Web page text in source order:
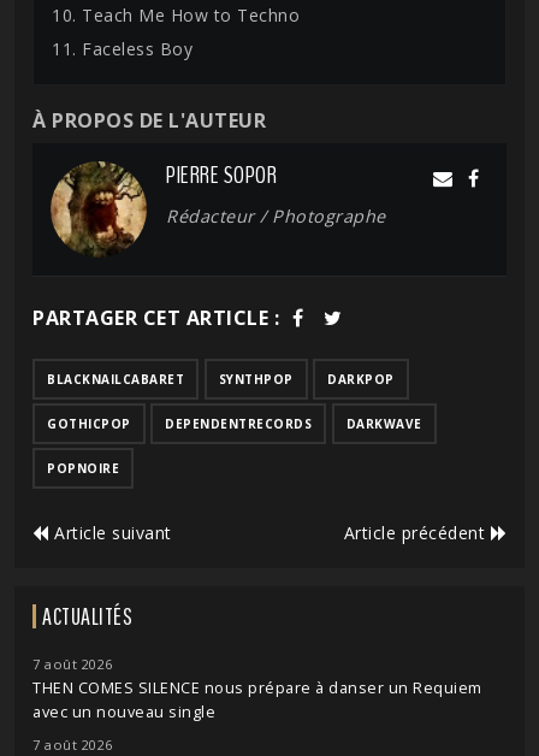
10. Teach Me How to Techno
11. Faceless Boy
À PROPOS DE L'AUTEUR
PIERRE SOPOR
Rédacteur / Photographe
PARTAGER CET ARTICLE :
BLACKNAILCABARET SYNTHPOP DARKPOP
GOTHICPOP DEPENDENTRECORDS DARKWAVE
POPNOIRE
Article suivant Article précédent
ACTUALITÉS
7 août 2026
THEN COMES SILENCE nous prépare à danser un Requiem
avec un nouveau single
7 août 2026